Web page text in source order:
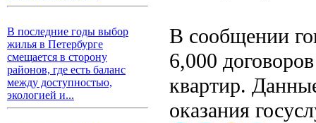
В последние годы выбор
жилья в Петербурге
смещается в сторону
районов, где есть баланс
между доступностью,
экологией и...
В сообщении
6,000
квартир.
оказания